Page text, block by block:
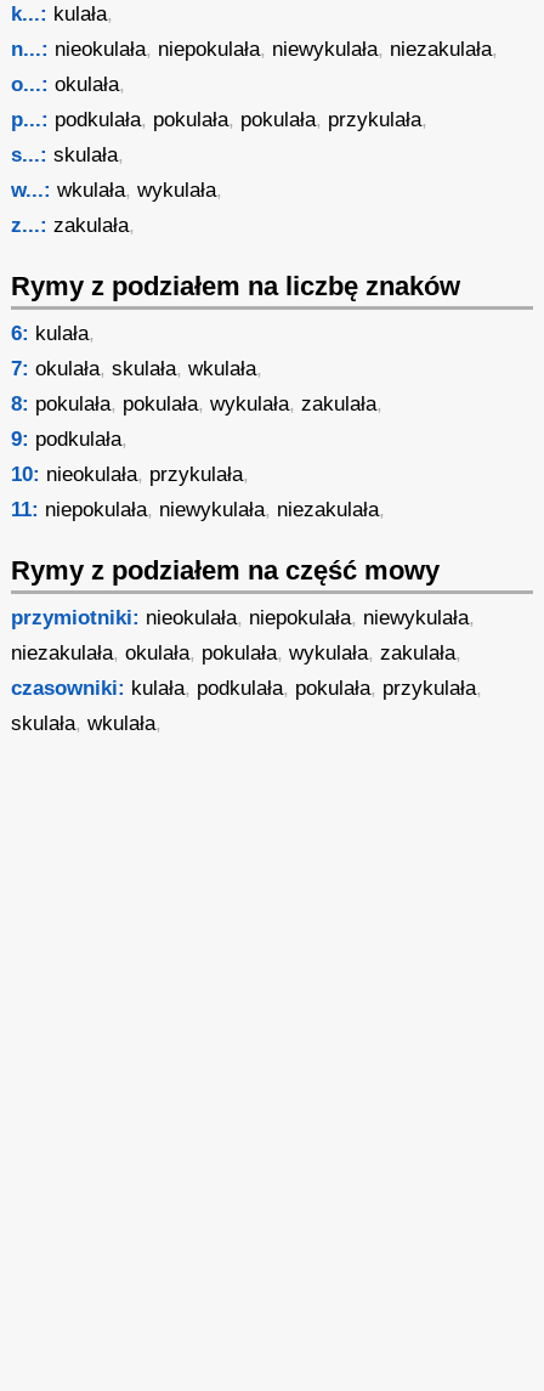
k...: kulała,
n...: nieokulała, niepokulała, niewykulała, niezakulała,
o...: okulała,
p...: podkulała, pokulała, pokulała, przykulała,
s...: skulała,
w...: wkulała,wykulała,
z...: zakulała,
Rymy z podziałem na liczbę znaków
6: kulała,
7: okulała,skulała,wkulała,
8: pokulała, pokulała,wykulała,zakulała,
9: podkulała,
10: nieokulała, przykulała,
11: niepokulała, niewykulała, niezakulała,
Rymy z podziałem na część mowy
przymiotniki: nieokulała, niepokulała, niewykulała,
niezakulała,okulała, pokulała,wykulała,zakulała,
czasowniki: kulała, podkulała, pokulała, przykulała,
skulała,wkulała,